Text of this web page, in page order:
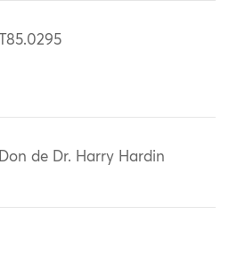
T85.0295
Don de Dr. Harry Hardin